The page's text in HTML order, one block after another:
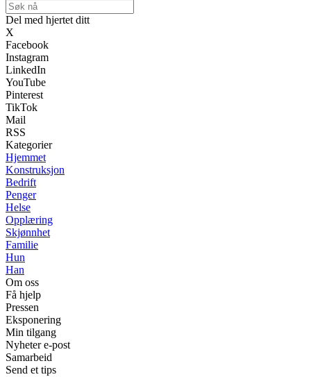
Del med hjertet ditt
X
Facebook
Instagram
LinkedIn
YouTube
Pinterest
TikTok
Mail
RSS
Kategorier
Hjemmet
Konstruksjon
Bedrift
Penger
Helse
Opplæring
Skjønnhet
Familie
Hun
Han
Om oss
Få hjelp
Pressen
Eksponering
Min tilgang
Nyheter e-post
Samarbeid
Send et tips